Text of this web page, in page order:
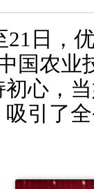
21日，
国农业
初心，
吸引了